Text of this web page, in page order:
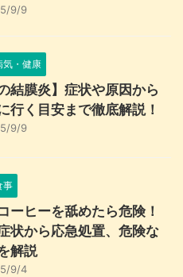
9/9
気・健康
の結膜炎】症状や原因から
行く目安まで徹底解説！
9/9
事
ーヒーを舐めたら危険！
状から応急処置、危険な
解説
9/4